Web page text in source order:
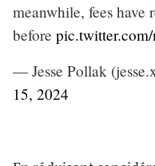
meanwhile, fees have
before
— Jesse Pollak
15, 2024